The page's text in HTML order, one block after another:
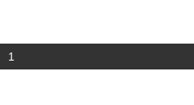
1